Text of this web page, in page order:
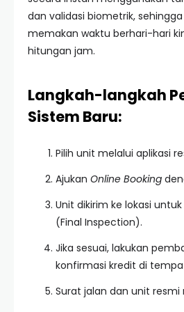
dan validasi biometrik,
memakan waktu berhari-hari
hitungan jam.
Langkah-langkah
Sistem Baru:
Pilih unit melalui aplikasi
Ajukan Online Booking
Unit dikirim ke lokasi
(Final Inspection).
Jika sesuai, lakukan
konfirmasi kredit di
Surat jalan dan unit resmi